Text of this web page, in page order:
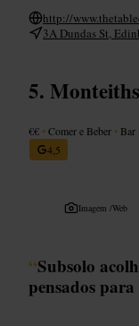
http://
3A Dundas St,
Monteiths
€€ •Comer e Beber • Bar
4,5
Imagem /Web
“Subsolo
pensados para